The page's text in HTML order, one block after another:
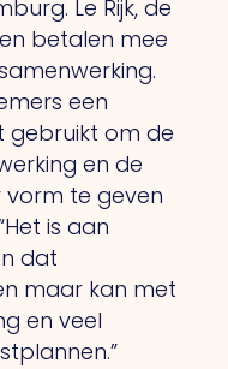
Le Rijk, de
betalen mee
een
gebruikt om de
en de
vorm te geven
is aan
dat
maar kan met
en veel